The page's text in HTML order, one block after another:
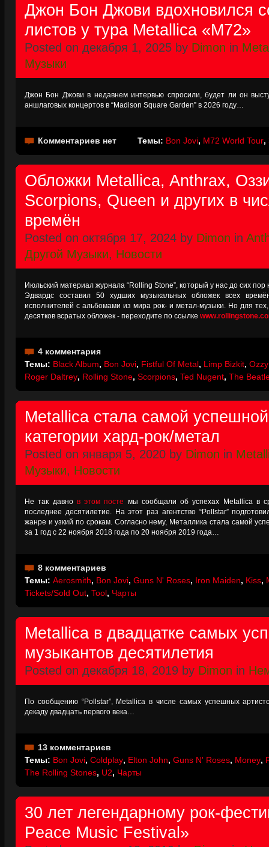
Джон Бон Джови вдохновился
листов у тура Metallica «M72»
Posted on декабря 1, 2025 by Dimon in
Музыки
Джон Бон Джови в недавнем интервью спросили, будет ли он
аншлаговых концертов в “Madison Square Garden” в 2026 году…
Комментариев нет Темы: Bon Jovi, M72 World Tour,
Обложки Metallica, Anthrax,
Scorpions, Queen и других в
времён
Posted on октября 17, 2024 by Dimon in
Другой Музыки, Новости
Июльский материал журнала “Rolling Stone”, который у нас до сих
Эдвардс составил 50 худших музыкальных обложек всех
исполнителей с альбомами из мира рок- и метал-музыки. Но для
десятков всратых обложек - переходите по ссылке
4 комментария
Темы: Black Album, Bon Jovi, Fistful Of Metal, Limp Bizkit,
Roger Daltrey, Rolling Stone, Scorpions, Ted Nugent, The
Metallica стала самой успешной
категории хард-рок/метал
Posted on января 5, 2020 by Dimon in
Музыки, Новости
Не так давно в этом посте мы сообщали об успехах Metallica в
последнее десятилетие. На этот раз агентство “Pollstar”
жанре и узкий по срокам. Согласно нему, Металлика стала самой
за 1 год с 22 ноября 2018 года по 20 ноября 2019 года…
8 комментариев
Темы: Aerosmith, Bon Jovi, Guns N' Roses, Iron Maiden, Kiss,
Tickets/Sold Out, Tool, Чарты
Metallica в двадцатке самых
музыкантов десятилетия
Posted on декабря 18, 2019 by Dimon in
По сообщению “Pollstar”, Metallica в числе самых успешных
декаду двадцать первого века…
13 комментариев
Темы: Bon Jovi, Coldplay, Elton John, Guns N' Roses, Money,
The Rolling Stones, U2, Чарты
30 лет легендарному рок-
Peace Music Festival»